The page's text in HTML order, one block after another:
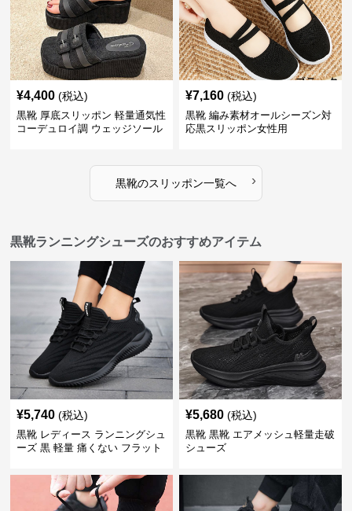
¥4,400 (税込)
黒靴 厚底スリッポン 軽量通気性
コーデュロイ調 ウェッジソール
¥7,160 (税込)
黒靴 編み素材オールシーズン対
応黒スリッポン女性用
黒靴のスリッポン一覧へ ›
黒靴ランニングシューズのおすすめアイテム
¥5,740 (税込)
黒靴 レディース ランニングシュ
ーズ 黒 軽量 痛くない フラット
¥5,680 (税込)
黒靴 黒靴 エアメッシュ軽量走破
シューズ